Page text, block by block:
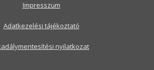
Impresszum
Adatkezelési tájékoztató
nyilatkozat